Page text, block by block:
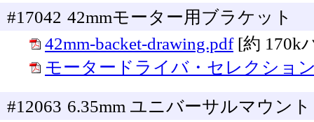
#17042 42mmモーター用ブラケット
42mm-backet-drawing.pdf [約 170k
モータードライバ・セレクショ
#12063 6.35mm ユニバーサルマウン